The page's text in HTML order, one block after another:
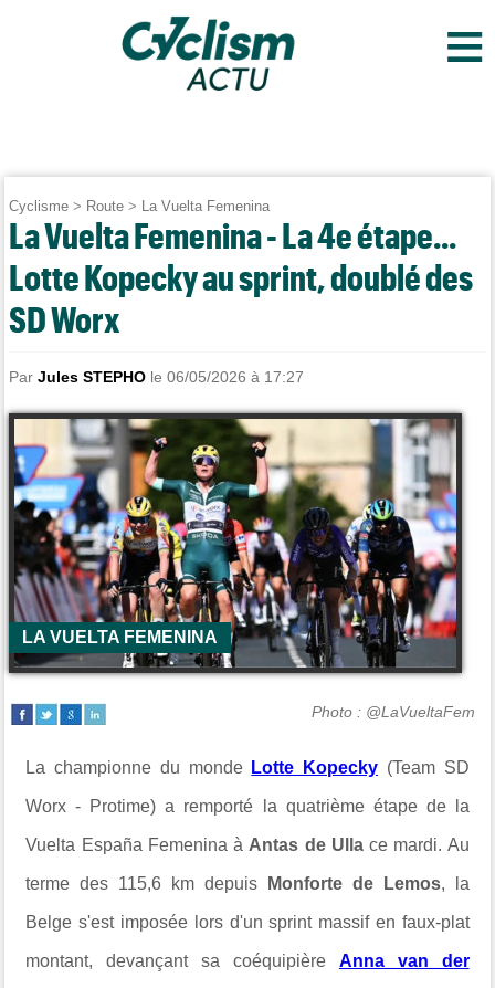
≡
Cyclisme > Route > La Vuelta Femenina
La Vuelta Femenina - La 4e étape...
Lotte Kopecky au sprint, doublé des
SD Worx
ParJules STEPHO le 06/05/2026 à 17:27
LA VUELTA FEMENINA
Photo : @LaVueltaFem
La championne du monde Lotte Kopecky (Team SD
Worx - Protime) a remporté la quatrième étape de la
Vuelta España Femenina à Antas de Ullace mardi. Au
terme des 115,6 km depuis Monforte de Lemos, la
Belge s'est imposée lors d'un sprint massif en faux-plat
montant, devançant sa coéquipière Anna van der